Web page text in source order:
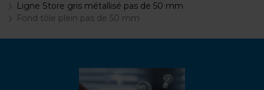
Ligne Store gris métallisé pas de 50 mm
Fond tôle plein pas de 50 mm